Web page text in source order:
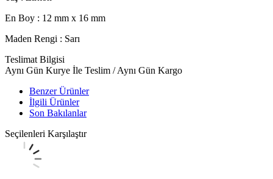
En Boy : 12 mm x 16 mm
Maden Rengi : Sarı
Teslimat Bilgisi
Aynı Gün Kurye İle Teslim / Aynı Gün Kargo
Benzer Ürünler
İlgili Ürünler
Son Bakılanlar
Seçilenleri Karşılaştır